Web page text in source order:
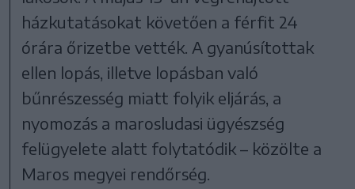
házkutatásokat követően a férfit 24
órára őrizetbe vették. A gyanúsítottak
ellen lopás, illetve lopásban való
bűnrészesség miatt folyik eljárás, a
nyomozás a marosludasi ügyészség
felügyelete alatt folytatódik – közölte a
Maros megyei rendőrség.